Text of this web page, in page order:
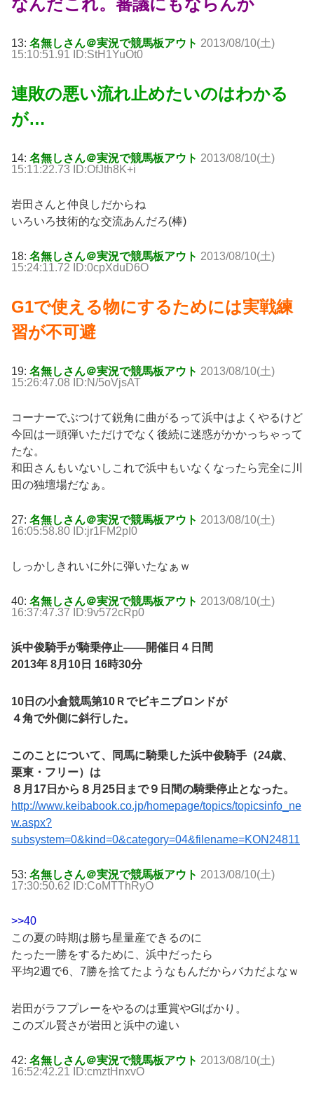
なんだこれ。審議にもならんか
13: 名無しさん＠実況で競馬板アウト 2013/08/10(土)
15:10:51.91 ID:StH1YuOt0
連敗の悪い流れ止めたいのはわかる
が…
14: 名無しさん＠実況で競馬板アウト 2013/08/10(土)
15:11:22.73 ID:OfJth8K+i
岩田さんと仲良しだからね
いろいろ技術的な交流あんだろ(棒)
18: 名無しさん＠実況で競馬板アウト 2013/08/10(土)
15:24:11.72 ID:0cpXduD6O
G1で使える物にするためには実戦練
習が不可避
19: 名無しさん＠実況で競馬板アウト 2013/08/10(土)
15:26:47.08 ID:N/5oVjsAT
コーナーでぶつけて鋭角に曲がるって浜中はよくやるけど
今回は一頭弾いただけでなく後続に迷惑がかかっちゃって
たな。
和田さんもいないしこれで浜中もいなくなったら完全に川
田の独壇場だなぁ。
27: 名無しさん＠実況で競馬板アウト 2013/08/10(土)
16:05:58.80 ID:jr1FM2pI0
しっかしきれいに外に弾いたなぁｗ
40: 名無しさん＠実況で競馬板アウト 2013/08/10(土)
16:37:47.37 ID:9v572cRp0
浜中俊騎手が騎乗停止――開催日４日間
2013年 8月10日 16時30分
10日の小倉競馬第10Ｒでビキニブロンドが
４角で外側に斜行した。
このことについて、同馬に騎乗した浜中俊騎手（24歳、
栗東・フリー）は
８月17日から８月25日まで９日間の騎乗停止となった。
http://www.keibabook.co.jp/homepage/topics/topicsinfo_ne
w.aspx?
subsystem=0&kind=0&category=04&filename=KON24811
53: 名無しさん＠実況で競馬板アウト 2013/08/10(土)
17:30:50.62 ID:CoMTThRyO
>>40
この夏の時期は勝ち星量産できるのに
たった一勝をするために、浜中だったら
平均2週で6、7勝を捨てたようなもんだからバカだよなｗ
岩田がラフプレーをやるのは重賞やGIばかり。
このズル賢さが岩田と浜中の違い
42: 名無しさん＠実況で競馬板アウト 2013/08/10(土)
16:52:42.21 ID:cmztHnxvO